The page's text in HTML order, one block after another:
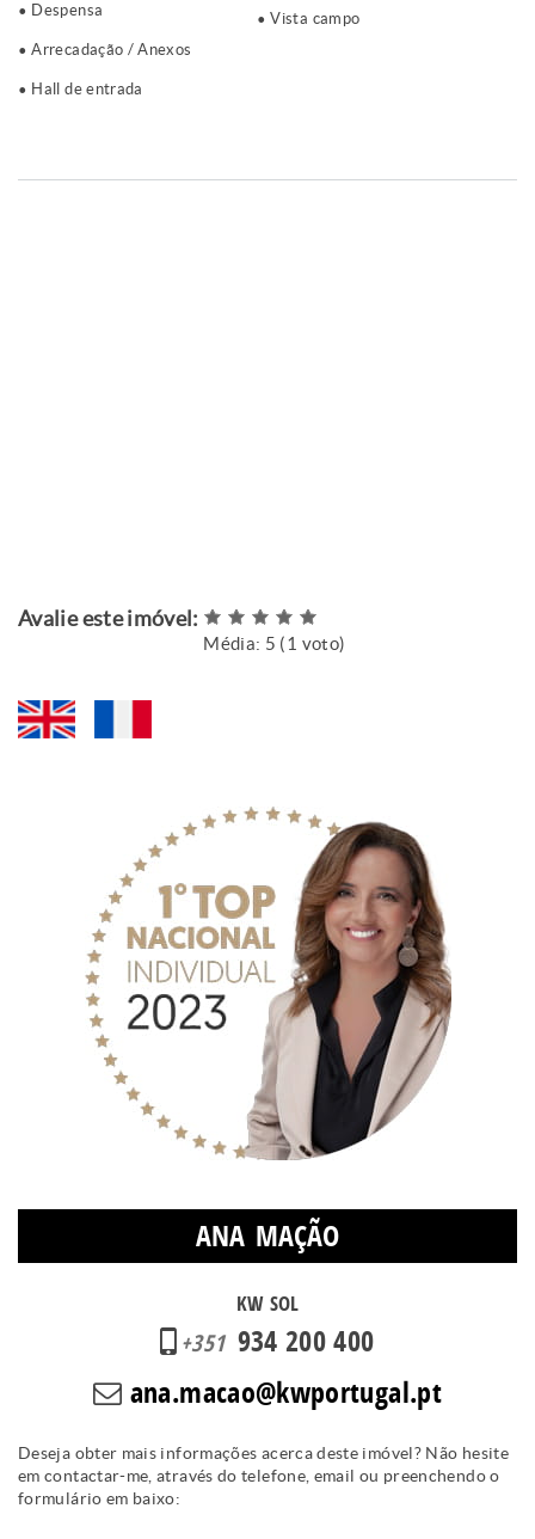
Despensa
Arrecadação / Anexos
Hall de entrada
Vista campo
Avalie este imóvel:
Média: 5 (1 voto)
ANA MAÇÃO
KW SOL
+351 934 200 400
ana.macao@kwportugal.pt
Deseja obter mais informações acerca deste imóvel? Não hesite
em contactar-me, através do telefone, email ou preenchendo o
formulário em baixo: